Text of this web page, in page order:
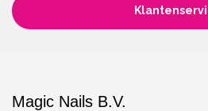
Magic Nails B.V.